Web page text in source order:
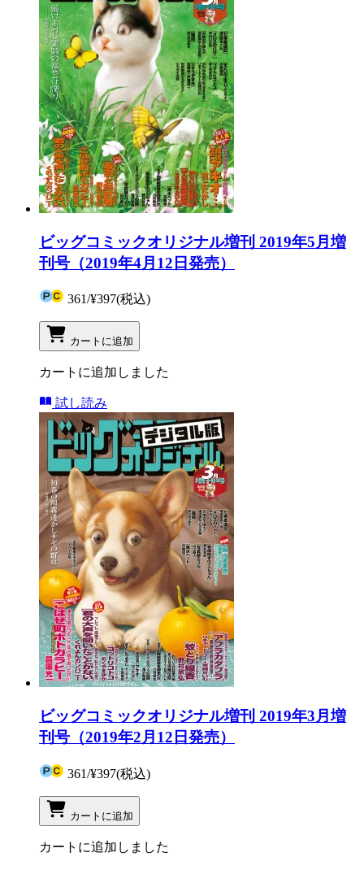
ビッグコミックオリジナル増刊 2019年5月増
刊号（2019年4月12日発売）
361/¥397(税込)
カートに追加
カートに追加しました
試し読み
ビッグコミックオリジナル増刊 2019年3月増
刊号（2019年2月12日発売）
361/¥397(税込)
カートに追加
カートに追加しました